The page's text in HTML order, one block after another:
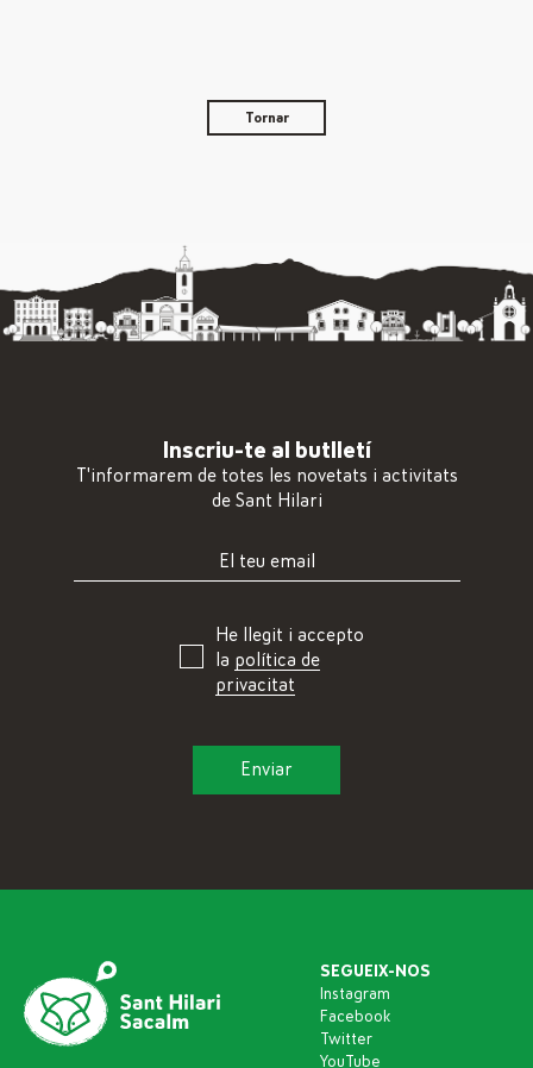
Tornar
Inscriu-te al butlletí
T'informarem de totes les novetats i activitats
de Sant Hilari
He llegit i accepto
la política de
privacitat
SEGUEIX-NOS
Instagram
Facebook
Twitter
YouTube